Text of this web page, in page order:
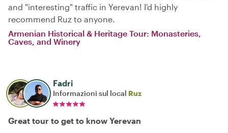
and "interesting" traffic in Yerevan! I'd highly
recommend Ruz to anyone.
Armenian Historical & Heritage Tour: Monasteries,
Caves, and Winery
Fadri
Informazioni sul local Ruz
Great tour to get to know Yerevan